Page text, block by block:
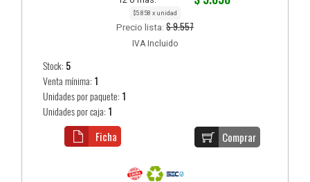
$5.858 x unidad
Precio lista: $ 9.557
IVA Incluido
Stock: 5
Venta mínima: 1
Unidades por paquete: 1
Unidades por caja: 1
Comprar
Ficha